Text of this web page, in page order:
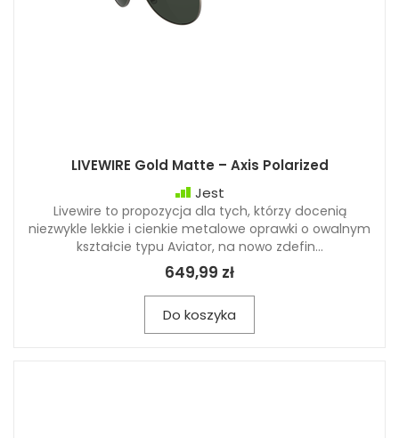
LIVEWIRE Gold Matte – Axis Polarized
Jest
Livewire to propozycja dla tych, którzy docenią
niezwykle lekkie i cienkie metalowe oprawki o owalnym
kształcie typu Aviator, na nowo zdefin...
649,99 zł
Do koszyka